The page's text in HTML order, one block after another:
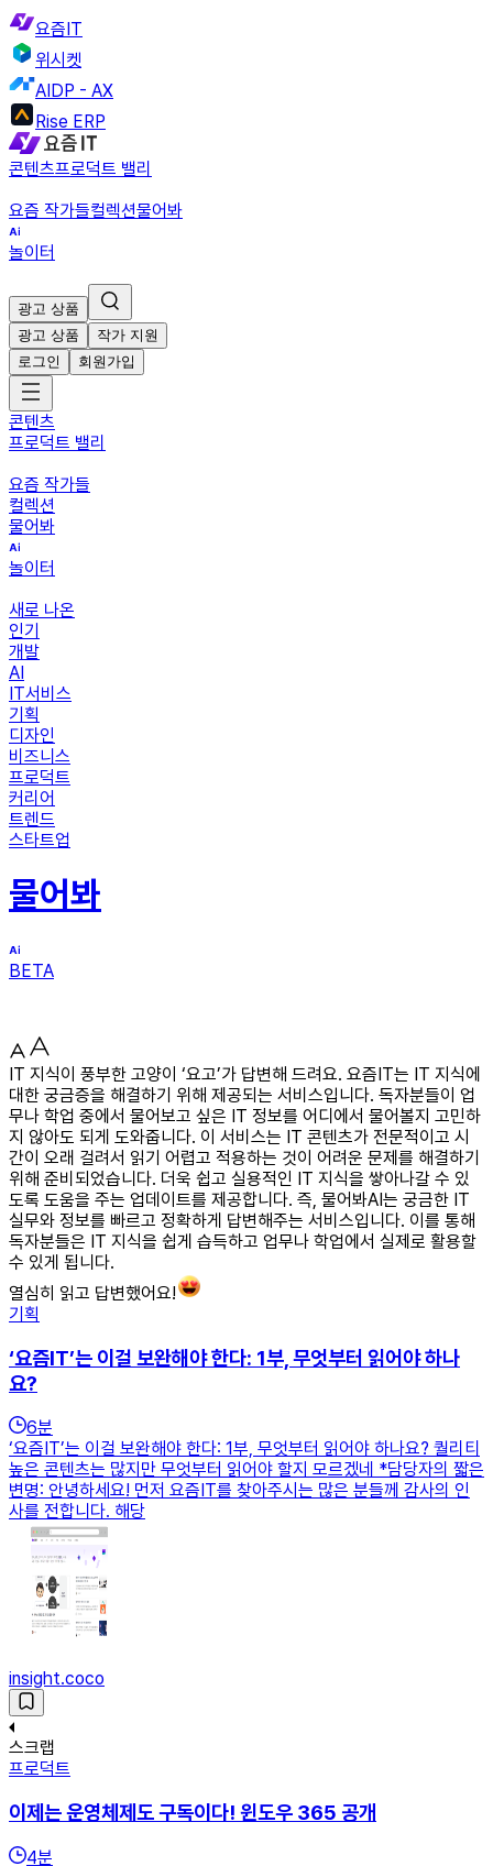
요즘IT
위시켓
AIDP - AX
Rise ERP
콘텐츠프로덕트 밸리
요즘 작가들컬렉션물어봐
놀이터
광고 상품
광고 상품
작가 지원
로그인
회원가입
콘텐츠
프로덕트 밸리
요즘 작가들
컬렉션
물어봐
놀이터
새로 나온
인기
개발
AI
IT서비스
기획
디자인
비즈니스
프로덕트
커리어
트렌드
스타트업
물어봐
BETA
IT 지식이 풍부한 고양이 ‘요고’가 답변해 드려요. 요즘IT는 IT 지식에
대한 궁금증을 해결하기 위해 제공되는 서비스입니다. 독자분들이 업
무나 학업 중에서 물어보고 싶은 IT 정보를 어디에서 물어볼지 고민하
지 않아도 되게 도와줍니다. 이 서비스는 IT 콘텐츠가 전문적이고 시
간이 오래 걸려서 읽기 어렵고 적용하는 것이 어려운 문제를 해결하기
위해 준비되었습니다. 더욱 쉽고 실용적인 IT 지식을 쌓아나갈 수 있
도록 도움을 주는 업데이트를 제공합니다. 즉, 물어봐AI는 궁금한 IT
실무와 정보를 빠르고 정확하게 답변해주는 서비스입니다. 이를 통해
독자분들은 IT 지식을 쉽게 습득하고 업무나 학업에서 실제로 활용할
수 있게 됩니다.
열심히 읽고 답변했어요!
기획
‘요즘IT’는 이걸 보완해야 한다: 1부, 무엇부터 읽어야 하나
요?
6분
‘요즘IT’는 이걸 보완해야 한다: 1부, 무엇부터 읽어야 하나요? 퀄리티
높은 콘텐츠는 많지만 무엇부터 읽어야 할지 모르겠네 *담당자의 짧은
변명: 안녕하세요! 먼저 요즘IT를 찾아주시는 많은 분들께 감사의 인
사를 전합니다. 해당
insight.coco
스크랩
프로덕트
이제는 운영체제도 구독이다! 윈도우 365 공개
4분